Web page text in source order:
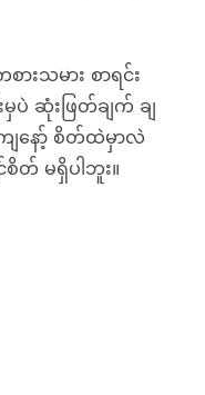
သမား စာရင်း
ပဲ ဆုံးဖြတ်ချက် ချ
ျနော့် စိတ်ထဲမှာလဲ
စိတ် မရှိပါဘူး။